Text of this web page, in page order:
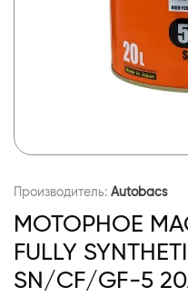
Производитель: Autobacs
МОТОРНОЕ
FULLY
SN/CF/GF-5